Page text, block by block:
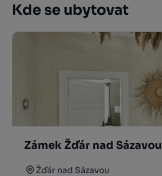
Kde se ubytovat
Zámek Žďár nad Sázavou
Žďár nad Sázavou